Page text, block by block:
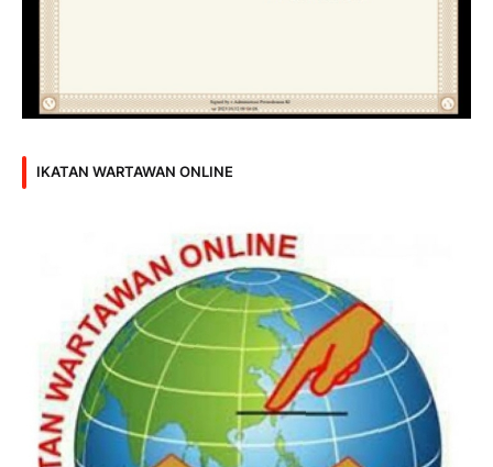
IKATAN WARTAWAN ONLINE